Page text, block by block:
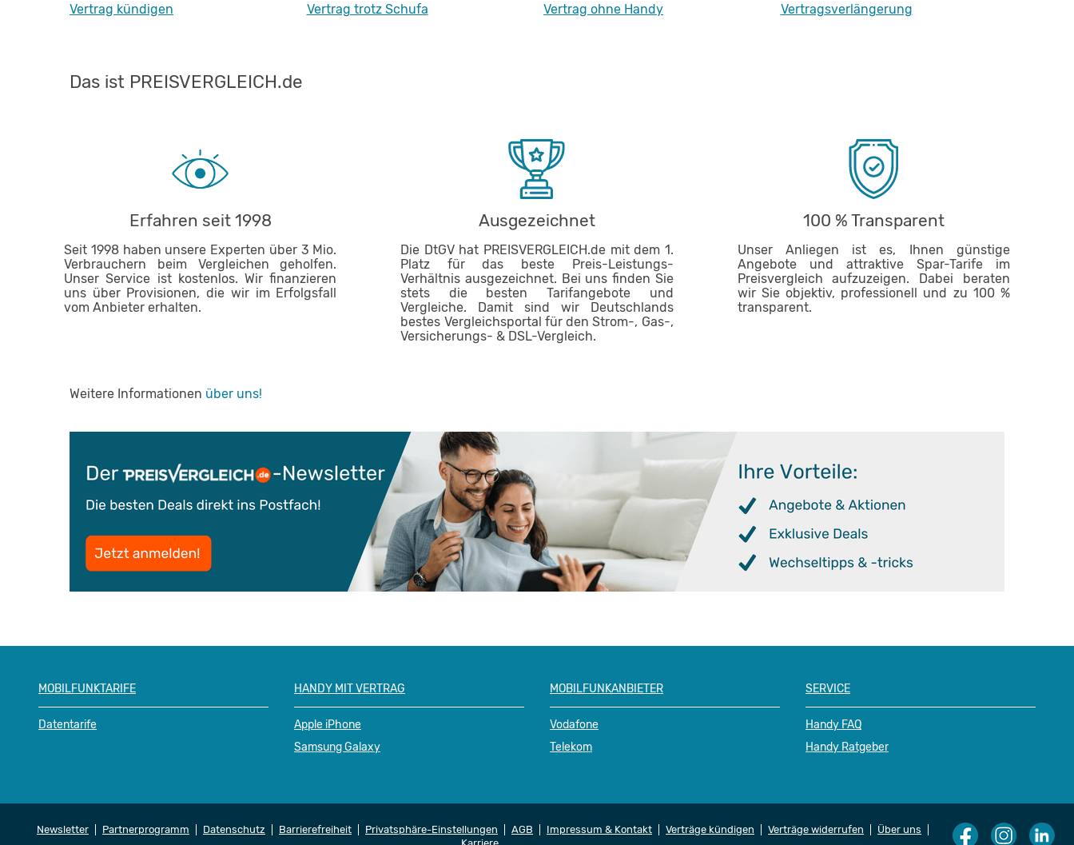
Vertrag kündigen Vertrag trotz Schufa Vertrag ohne Handy Vertragsverlängerung
Das ist PREISVERGLEICH.de
Erfahren seit 1998
Seit 1998 haben unsere Experten über 3 Mio.
Verbrauchern beim Vergleichen geholfen.
Unser Service ist kostenlos. Wir finanzieren
uns über Provisionen, die wir im Erfolgsfall
vom Anbieter erhalten.
Ausgezeichnet
Die DtGV hat PREISVERGLEICH.de mit dem 1.
Platz für das beste Preis-Leistungs-
Verhältnis ausgezeichnet. Bei uns finden Sie
stets die besten Tarifangebote und
Vergleiche. Damit sind wir Deutschlands
bestes Vergleichsportal für den Strom-, Gas-,
Versicherungs- & DSL-Vergleich.
100 % Transparent
Unser Anliegen ist es, Ihnen günstige
Angebote und attraktive Spar-Tarife im
Preisvergleich aufzuzeigen. Dabei beraten
wir Sie objektiv, professionell und zu 100 %
transparent.
Weitere Informationen über uns!
MOBILFUNKTARIFE
Datentarife
HANDY MIT VERTRAG
Apple iPhone
Samsung Galaxy
MOBILFUNKANBIETER
Vodafone
Telekom
SERVICE
Handy FAQ
Handy Ratgeber
Newsletter Partnerprogramm Datenschutz Barrierefreiheit Privatsphäre-Einstellungen AGB Impressum & Kontakt Verträge kündigen Verträge widerrufen
Über uns